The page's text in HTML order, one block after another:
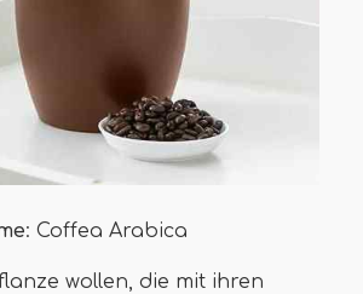
: Coffea Arabica
wollen, die mit ihren